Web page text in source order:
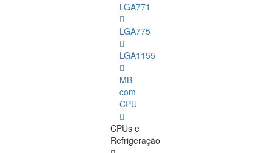
LGA771
LGA775
LGA1155
MB
com
CPU
CPUs e
Refrigeração